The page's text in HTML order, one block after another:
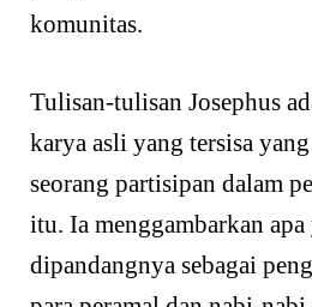
komunitas.
Tulisan-tulisan Josephus
karya asli yang tersisa
seorang partisipan dalam
itu. Ia menggambarkan apa
dipandangnya sebagai